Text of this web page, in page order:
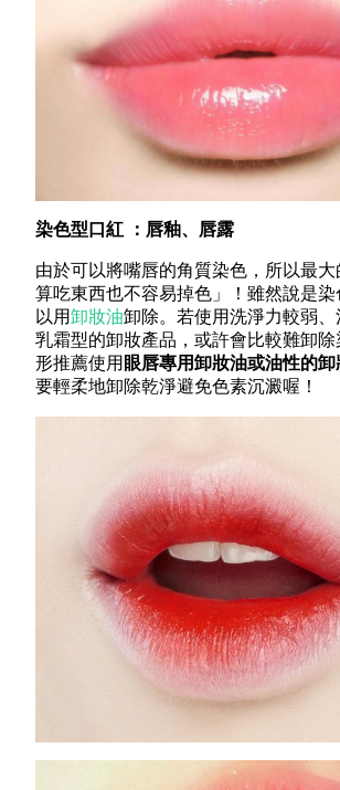
染色型口紅 ：唇釉、唇露
由於可以將嘴唇的角質染色，所以最
算吃東西也不容易掉色」！雖然說是
以用卸妝油卸除。若使用洗淨力較弱
乳霜型的卸妝產品，或許會比較難卸
形推薦使用 眼唇專用卸妝油或油性的卸
要輕柔地卸除乾淨避免色素沉澱喔！